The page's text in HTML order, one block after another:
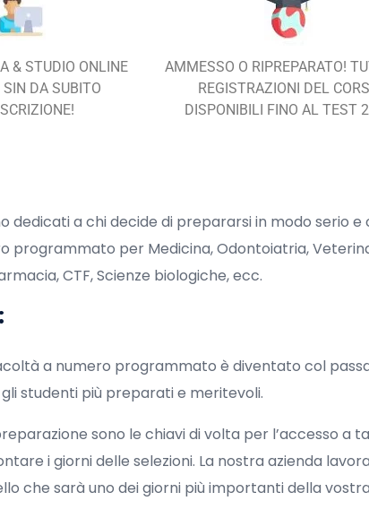
& STUDIO ONLINE
SIN DA SUBITO
AMMESSO O RIPREPARATO!
REGISTRAZIONI DEL
DISPONIBILI FINO AL TEST
dedicati a chi decide di prepararsi in modo serio
programmato per Medicina, Odontoiatria,
CTF, Scienze biologiche, ecc.
a numero programmato è diventato col
studenti più preparati e meritevoli.
sono le chiavi di volta per l’accesso a
i giorni delle selezioni. La nostra azienda
che sarà uno dei giorni più importanti della